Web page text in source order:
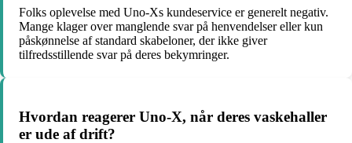
Folks oplevelse med Uno-Xs kundeservice er generelt negativ.
Mange klager over manglende svar på henvendelser eller kun
påskønnelse af standard skabeloner, der ikke giver
tilfredsstillende svar på deres bekymringer.
Hvordan reagerer Uno-X, når deres vaskehaller
er ude af drift?